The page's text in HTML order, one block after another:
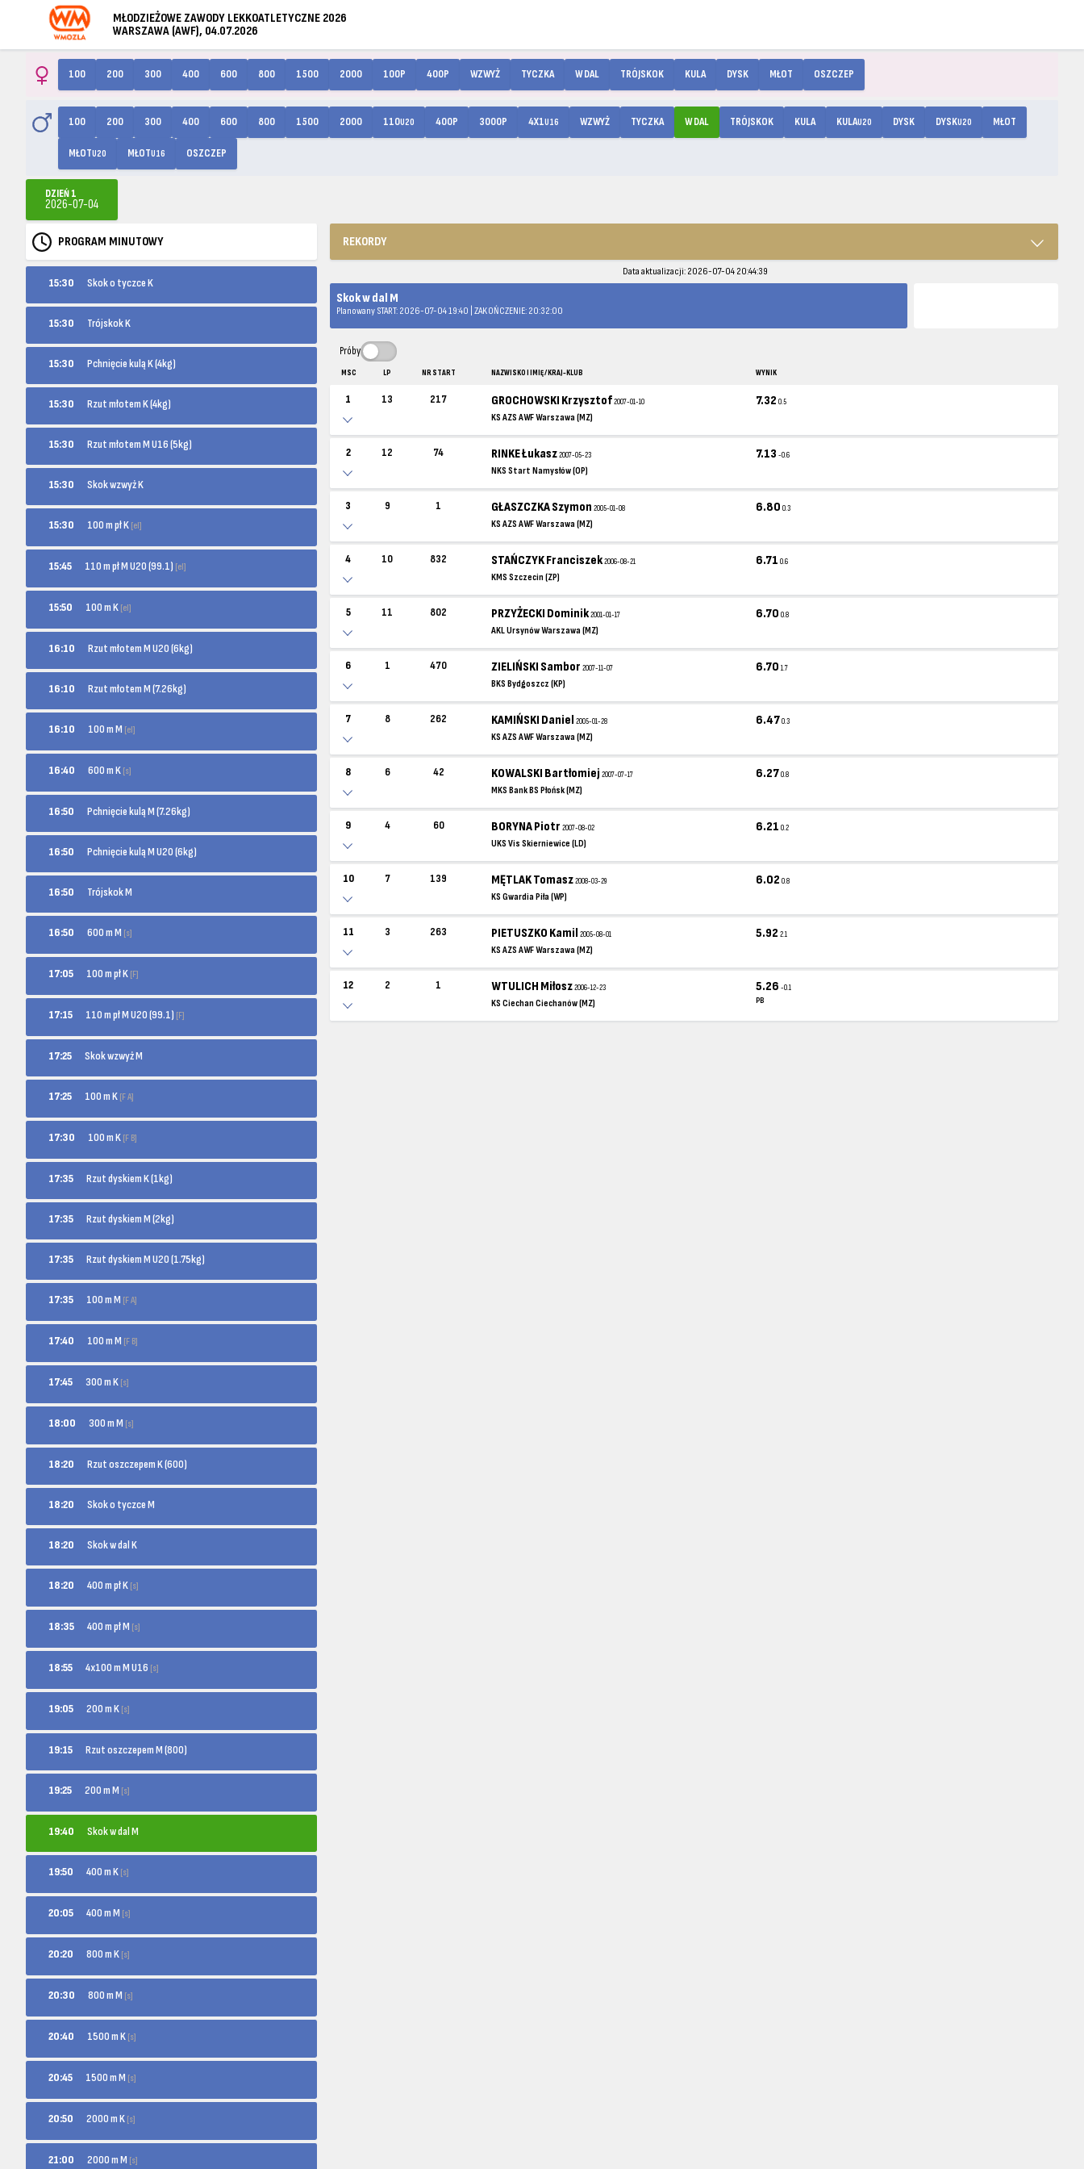
MŁODZIEŻOWE ZAWODY LEKKOATLETYCZNE 2026
WARSZAWA (AWF), 04.07.2026
100 200 300 400 600 800 1500 2000 100P 400P WZWYŻ TYCZKA W DAL TRÓJSKOK KULA DYSK MŁOT OSZCZEP
100 200 300 400 600 800 1500 2000 110U20 400P 3000P 4X1U16 WZWYŻ TYCZKA W DAL TRÓJSKOK KULA KULAU20 DYSK DYSKU20 MŁOT
MŁOTU20 MŁOTU16 OSZCZEP
DZIEŃ 1
2026-07-04
PROGRAM MINUTOWY
15:30 Skok o tyczce K
15:30 Trójskok K
15:30 Pchnięcie kulą K (4kg)
15:30 Rzut młotem K (4kg)
15:30 Rzut młotem M U16 (5kg)
15:30 Skok wzwyż K
15:30 100 m pł K [el]
15:45 110 m pł M U20 (99.1) [el]
15:50 100 m K [el]
16:10 Rzut młotem M U20 (6kg)
16:10 Rzut młotem M (7.26kg)
16:10 100 m M [el]
16:40 600 m K [s]
16:50 Pchnięcie kulą M (7.26kg)
16:50 Pchnięcie kulą M U20 (6kg)
16:50 Trójskok M
16:50 600 m M [s]
17:05 100 m pł K [F]
17:15 110 m pł M U20 (99.1) [F]
17:25 Skok wzwyż M
17:25 100 m K [F A]
17:30 100 m K [F B]
17:35 Rzut dyskiem K (1kg)
17:35 Rzut dyskiem M (2kg)
17:35 Rzut dyskiem M U20 (1.75kg)
17:35 100 m M [F A]
17:40 100 m M [F B]
17:45 300 m K [s]
18:00 300 m M [s]
18:20 Rzut oszczepem K (600)
18:20 Skok o tyczce M
18:20 Skok w dal K
18:20 400 m pł K [s]
18:35 400 m pł M [s]
18:55 4x100 m M U16 [s]
19:05 200 m K [s]
19:15 Rzut oszczepem M (800)
19:25 200 m M [s]
19:40 Skok w dal M
19:50 400 m K [s]
20:05 400 m M [s]
20:20 800 m K [s]
20:30 800 m M [s]
20:40 1500 m K [s]
20:45 1500 m M [s]
20:50 2000 m K [s]
21:00 2000 m M [s]
REKORDY
Data aktualizacji: 2026-07-04 20:44:39
Skok w dal M
Planowany START: 2026-07-04 19:40 | ZAKOŃCZENIE: 20:32:00
Próby
MSC LP NR START NAZWISKO I IMIĘ / KRAJ-KLUB WYNIK
1 13 217 GROCHOWSKI Krzysztof2007-01-10
KS AZS AWF Warszawa (MZ)
7.32 0.5
2 12 74 RINKE Łukasz2007-05-23
NKS Start Namysłów (OP)
7.13 -0.6
3 9 1 GŁASZCZKA Szymon2005-01-08
KS AZS AWF Warszawa (MZ)
6.80 0.3
4 10 832 STAŃCZYK Franciszek2006-08-21
KMS Szczecin (ZP)
6.71 0.6
5 11 802 PRZYŻECKI Dominik2001-01-17
AKL Ursynów Warszawa (MZ)
6.70 0.8
6 1 470 ZIELIŃSKI Sambor2007-11-07
BKS Bydgoszcz (KP)
6.70 1.7
7 8 262 KAMIŃSKI Daniel2005-01-28
KS AZS AWF Warszawa (MZ)
6.470.3
8 6 42 KOWALSKI Bartłomiej2007-07-17
MKS Bank BS Płońsk (MZ)
6.270.8
9 4 60 BORYNA Piotr2007-08-02
UKS Vis Skierniewice (LD)
6.21 0.2
10 7 139 MĘTLAK Tomasz2008-03-29
KS Gwardia Piła (WP)
6.02 0.8
11 3 263 PIETUSZKO Kamil2005-08-01
KS AZS AWF Warszawa (MZ)
5.92 2.1
12 2 1 WTULICH Miłosz2006-12-23
KS Ciechan Ciechanów (MZ)
5.26 -0.1
PB